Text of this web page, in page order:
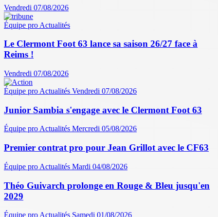
Vendredi 07/08/2026
Équipe pro Actualités
Le Clermont Foot 63 lance sa saison 26/27 face à
Reims !
Vendredi 07/08/2026
Équipe pro Actualités Vendredi 07/08/2026
Junior Sambia s'engage avec le Clermont Foot 63
Équipe proActualités Mercredi 05/08/2026
Premier contrat pro pour Jean Grillot avec le CF63
Équipe pro Actualités Mardi 04/08/2026
Théo Guivarch prolonge en Rouge & Bleu jusqu'en
2029
Équipe pro Actualités Samedi 01/08/2026